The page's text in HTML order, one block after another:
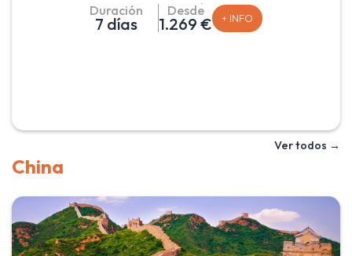
capital Griega y una de sus islas más famosas. Atenas una
de las ciudades habitadas más antiguas, con más de 3.000
realizar el recorrido a pie o a espalda de un asno, también
por un pequeño teleférico en Fira. Además de un servicio
de autocares que conecta los distintos pueblos de la isla.
belleza ha hecho de Santorini una atracción turística
ineludible en su viaje a Grecia, donde además podrá
disfrutar de su magnífica gastronomía, tan rica y
mediterránea.
Duración
7 días
Desde
1.269 € + INFO
Ver todos →
China